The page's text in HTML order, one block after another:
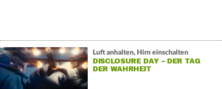
Luft anhalten, Hirn einschalten
DISCLOSURE DAY – DER TAG
DER WAHRHEIT